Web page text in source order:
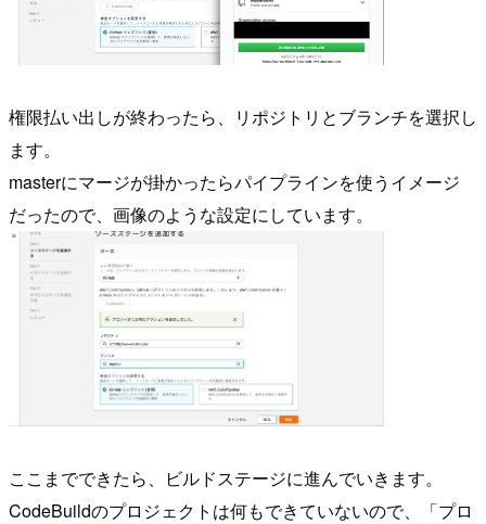
権限払い出しが終わったら、リポジトリとブランチを選択し
ます。
masterにマージが掛かったらパイプラインを使うイメージ
だったので、画像のような設定にしています。
ここまでできたら、ビルドステージに進んでいきます。
CodeBuildのプロジェクトは何もできていないので、「プロ